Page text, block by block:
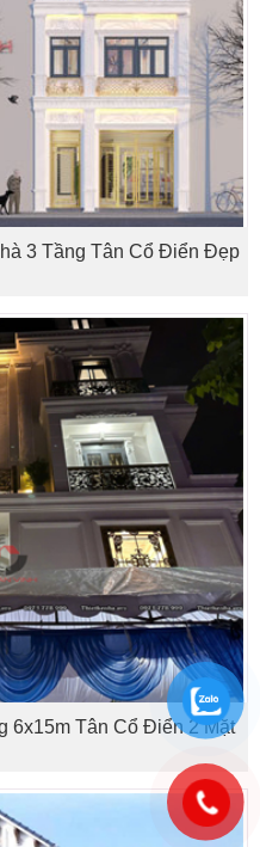
3 Tầng Tân Cổ Điển Đẹp
6x15m Tân Cổ Điển 2 Mặt